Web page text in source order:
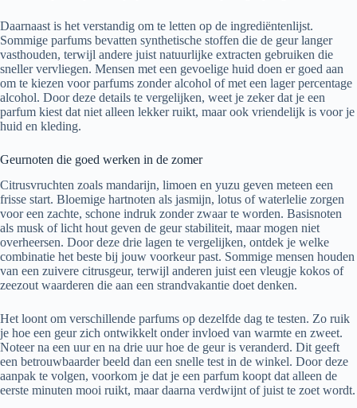
Daarnaast is het verstandig om te letten op de ingrediëntenlijst.
Sommige parfums bevatten synthetische stoffen die de geur langer
vasthouden, terwijl andere juist natuurlijke extracten gebruiken die
sneller vervliegen. Mensen met een gevoelige huid doen er goed aan
om te kiezen voor parfums zonder alcohol of met een lager percentage
alcohol. Door deze details te vergelijken, weet je zeker dat je een
parfum kiest dat niet alleen lekker ruikt, maar ook vriendelijk is voor je
huid en kleding.
Geurnoten die goed werken in de zomer
Citrusvruchten zoals mandarijn, limoen en yuzu geven meteen een
frisse start. Bloemige hartnoten als jasmijn, lotus of waterlelie zorgen
voor een zachte, schone indruk zonder zwaar te worden. Basisnoten
als musk of licht hout geven de geur stabiliteit, maar mogen niet
overheersen. Door deze drie lagen te vergelijken, ontdek je welke
combinatie het beste bij jouw voorkeur past. Sommige mensen houden
van een zuivere citrusgeur, terwijl anderen juist een vleugje kokos of
zeezout waarderen die aan een strandvakantie doet denken.
Het loont om verschillende parfums op dezelfde dag te testen. Zo ruik
je hoe een geur zich ontwikkelt onder invloed van warmte en zweet.
Noteer na een uur en na drie uur hoe de geur is veranderd. Dit geeft
een betrouwbaarder beeld dan een snelle test in de winkel. Door deze
aanpak te volgen, voorkom je dat je een parfum koopt dat alleen de
eerste minuten mooi ruikt, maar daarna verdwijnt of juist te zoet wordt.